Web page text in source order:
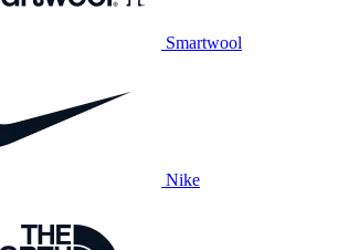
Smartwool
Nike